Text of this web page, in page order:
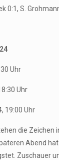
0:1, S.
Uhr
Uhr
19:00 Uhr
die Zeichen
Abend
Zuschauer